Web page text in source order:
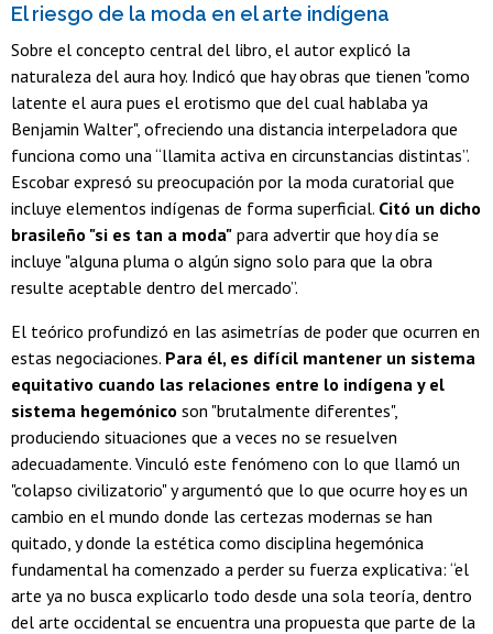
El riesgo de la moda en el arte indígena
Sobre el concepto central del libro, el autor explicó la
naturaleza del aura hoy. Indicó que hay obras que tienen "como
latente el aura pues el erotismo que del cual hablaba ya
Benjamin Walter", ofreciendo una distancia interpeladora que
funciona como una “llamita activa en circunstancias distintas”.
Escobar expresó su preocupación por la moda curatorial que
incluye elementos indígenas de forma superficial. Citó un dicho
brasileño "si es tan a moda" para advertir que hoy día se
incluye "alguna pluma o algún signo solo para que la obra
resulte aceptable dentro del mercado”.
El teórico profundizó en las asimetrías de poder que ocurren en
estas negociaciones. Para él, es difícil mantener un sistema
equitativo cuando las relaciones entre lo indígena y el
sistema hegemónico son "brutalmente diferentes",
produciendo situaciones que a veces no se resuelven
adecuadamente. Vinculó este fenómeno con lo que llamó un
"colapso civilizatorio" y argumentó que lo que ocurre hoy es un
cambio en el mundo donde las certezas modernas se han
quitado, y donde la estética como disciplina hegemónica
fundamental ha comenzado a perder su fuerza explicativa: “el
arte ya no busca explicarlo todo desde una sola teoría, dentro
del arte occidental se encuentra una propuesta que parte de la